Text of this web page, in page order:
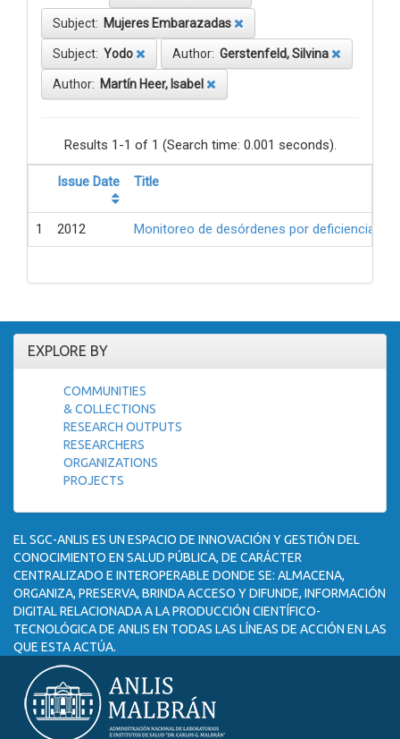
Subject: Mujeres Embarazadas
Subject: Yodo Author: Gerstenfeld, Silvina
Author: Martín Heer, Isabel
Results 1-1 of 1 (Search time: 0.001 seconds).
Issue Date Title
1 2012 Monitoreo de desórdenes por deficiencia
EXPLORE BY
COMMUNITIES
& COLLECTIONS
RESEARCH OUTPUTS
RESEARCHERS
ORGANIZATIONS
PROJECTS
EL SGC-ANLIS ES UN ESPACIO DE INNOVACIÓN Y GESTIÓN DEL
CONOCIMIENTO EN SALUD PÚBLICA, DE CARÁCTER
CENTRALIZADO E INTEROPERABLE DONDE SE: ALMACENA,
ORGANIZA, PRESERVA, BRINDA ACCESO Y DIFUNDE, INFORMACIÓN
DIGITAL RELACIONADA A LA PRODUCCIÓN CIENTÍFICO-
TECNOLÓGICA DE ANLIS EN TODAS LAS LÍNEAS DE ACCIÓN EN LAS
QUE ESTA ACTÚA.